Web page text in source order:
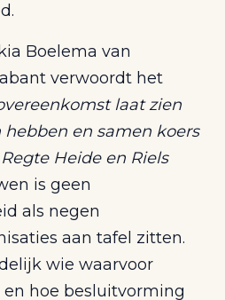
Boelema van
verwoordt het
laat zien
en samen koers
Heide en Riels
is geen
als negen
aan tafel zitten.
wie waarvoor
hoe besluitvorming